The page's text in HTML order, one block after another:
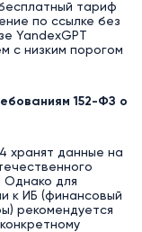
тариф
по ссылке без
YandexGPT
с низким порогом
152-ФЗ о
хранят данные на
Однако для
к ИБ (финансовый
рекомендуется